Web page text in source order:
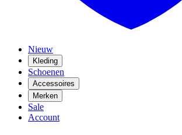
Nieuw
Kleding
Schoenen
Accessoires
Merken
Sale
Account